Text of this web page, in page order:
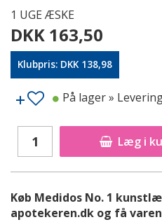
1 UGE ÆSKE
DKK 163,50
Klubpris: DKK 138,98
Læg i
På lager»
Køb Medidos No. 1
apotekeren.dk og få